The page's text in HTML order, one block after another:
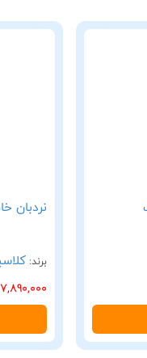
نردبان خانگی 6 پله
برند:
7,890,000